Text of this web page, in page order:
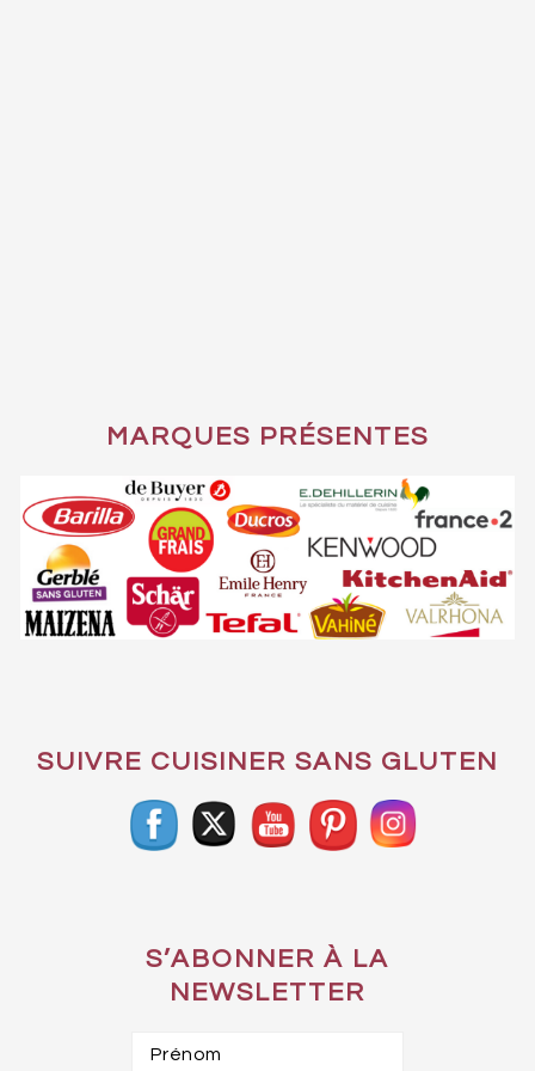
MARQUES PRÉSENTES
SUIVRE CUISINER SANS GLUTEN
S’ABONNER À LA
NEWSLETTER